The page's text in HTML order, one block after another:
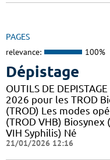
PAGES
relevance: 100%
Dépistage
OUTILS DE
2026 pour les TROD
(TROD) Les modes
(TROD VHB) Biosynex
VIH Syphilis) Né
21/01/2026 12:16